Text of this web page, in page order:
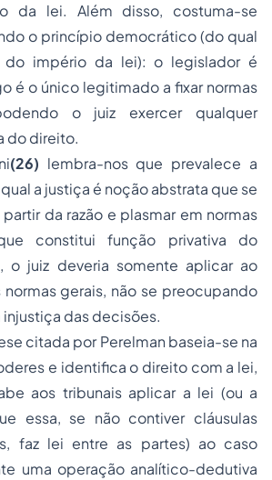
da lei. Além disso, costuma-se
o princípio democrático (do qual
do império da lei): o legislador é
é o único legitimado a fixar normas
o juiz exercer qualquer
do direito.
(26) lembra-nos que prevalece a
a justiça é noção abstrata que se
da razão e plasmar em normas
constitui função privativa do
o juiz deveria somente aplicar ao
gerais, não se preocupando
injustiça das decisões.
citada por Perelman baseia-se na
e identifica o direito com a lei,
aos tribunais aplicar a lei (ou a
essa, se não contiver cláusulas
faz lei entre as partes) ao caso
uma operação analítico-dedutiva